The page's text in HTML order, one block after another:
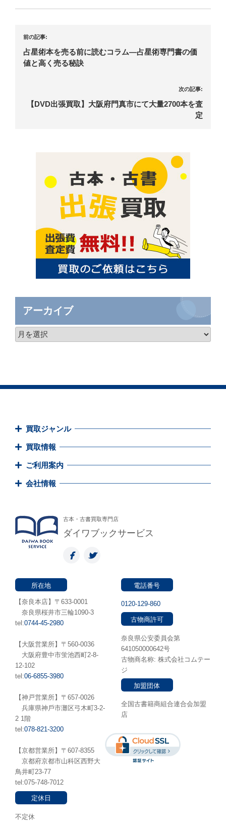
前の記事:
占星術本を売る前に読むコラム―占星術専門書の価
値と高く売る秘訣
次の記事:
【DVD出張買取】大阪府門真市にて大量2700本を査
定
アーカイブ
買取ジャンル
買取情報
ご利用案内
会社情報
古本・古書買取専門店
ダイワブックサービス
所在地
【奈良本店】〒633-0001
奈良県桜井市三輪1090-3
tel:0744-45-2980
【大阪営業所】〒560-0036
⼤阪府豊中市蛍池⻄町2-8-
12-102
tel:06-6855-3980
【神戸営業所】〒657-0026
兵庫県神⼾市灘区弓木町3-2-
2 1階
tel:078-821-3200
【京都営業所】〒607-8355
京都府京都市山科区西野大
鳥井町23-77
tel:075-748-7012
定休日
不定休
電話番号
0120-129-860
古物商許可
奈良県公安委員会第
641050000642号
古物商名称: 株式会社コムテー
ジ
加盟団体
全国古書籍商組合連合会加盟
店